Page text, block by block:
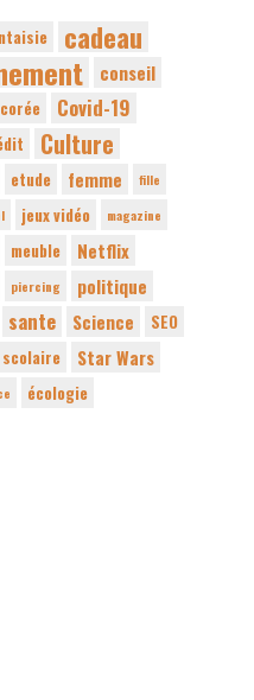
cadeau
conseil
corée Covid-19
Culture
etude femme
fille
jeux vidéo magazine
meuble
Netflix
piercing politique
sante Science
SEO
Star Wars
écologie